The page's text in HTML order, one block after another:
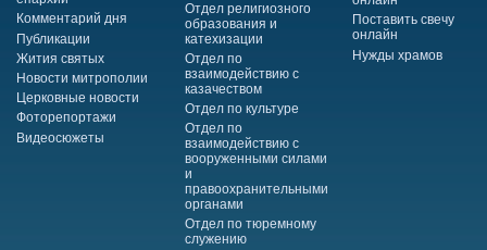
Комментарий дня
Публикации
Жития святых
Новости митрополии
Церковные новости
Фоторепортажи
Видеосюжеты
Отдел религиозного
образования и
катехизации
Отдел по
взаимодействию с
казачеством
Отдел по культуре
Отдел по
взаимодействию с
вооруженными силами
и
правоохранительными
органами
Отдел по тюремному
служению
Поставить свечу
онлайн
Нужды храмов